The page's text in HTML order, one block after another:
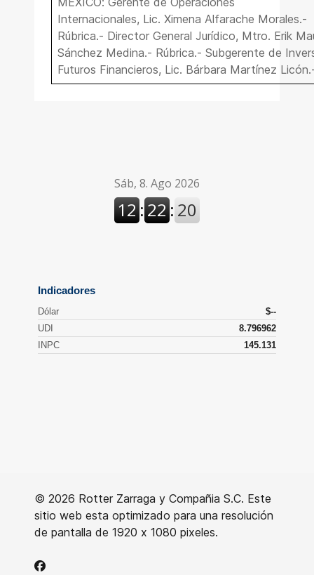
Internacionales, Lic. Ximena Alfarache Morales.-
Rúbrica.- Director General Jurídico, Mtro. Erik
Sánchez Medina.- Rúbrica.- Subgerente de
Futuros Financieros, Lic. Bárbara Martínez Licón
© 2026 Rotter Zarraga y Compañia S.C. Este
sitio web esta optimizado para una resolución
de pantalla de 1920 x 1080 pixeles.